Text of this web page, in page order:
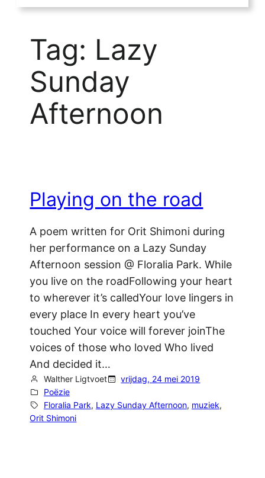
Tag: Lazy
Sunday
Afternoon
Playing on the road
A poem written for Orit Shimoni during
her performance on a Lazy Sunday
Afternoon session @ Floralia Park. While
you live on the roadFollowing your heart
to wherever it’s calledYour love lingers in
every place In every heart you’ve
touched Your voice will forever joinThe
voices of those who loved Who lived
And decided it…
Walther Ligtvoet
vrijdag, 24 mei 2019
Poëzie
Floralia Park, Lazy Sunday Afternoon, muziek,
Orit Shimoni